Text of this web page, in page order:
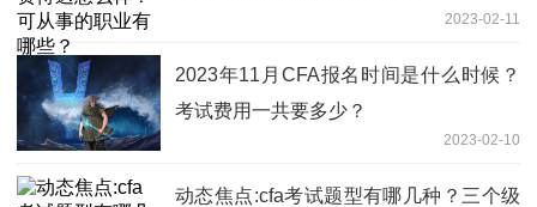
2023-02-11
2023年11月CFA报名时间是什么时候？
考试费用一共要多少？
2023-02-10
动态焦点:cfa考试题型有哪几种？三个级